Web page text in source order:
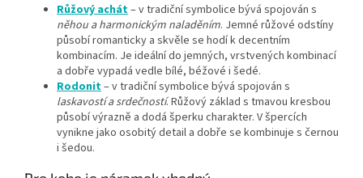
Růžový achát– v tradiční symbolice bývá spojován s
něhou a harmonickým naladěním. Jemné růžové odstíny
působí romanticky a skvěle se hodí k decentním
kombinacím. Je ideální do jemných, vrstvených kombinací
a dobře vypadá vedle bílé, béžové i šedé.
Rodonit– v tradiční symbolice bývá spojován s
laskavostí a srdečností. Růžový základ s tmavou kresbou
působí výrazně a dodá šperku charakter. V špercích
vynikne jako osobitý detail a dobře se kombinuje s černou
i šedou.